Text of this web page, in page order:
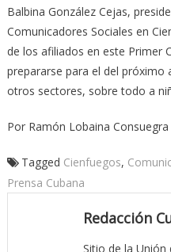
Balbina González Cejas,
Comunicadores Sociales en
de los afiliados en este Primer
prepararse para el del próximo
otros sectores, sobre todo a
Por Ramón Lobaina
Tagged Cienfuegos,
Prensa Cubana
Redacción
Sitio de la Unión